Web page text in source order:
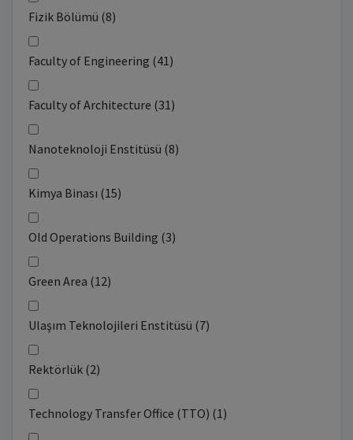
Fizik Bölümü (8)
Faculty of Engineering (41)
Faculty of Architecture (31)
Nanoteknoloji Enstitüsü (8)
Kimya Binası (15)
Old Operations Building (3)
Green Area (12)
Ulaşım Teknolojileri Enstitüsü (7)
Rektörlük (2)
Technology Transfer Office (TTO) (1)